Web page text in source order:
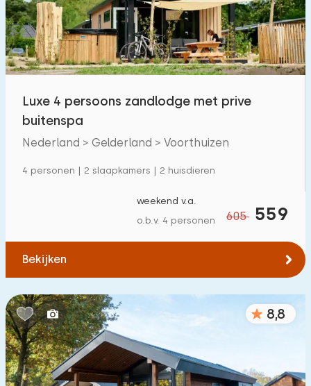
Luxe 4 persoons zandlodge met prive
buitenspa
Nederland > Gelderland > Voorthuizen
4 personen | 2 slaapkamers | 2 huisdieren
605 559
weekend v.a.
o.b.v. 4 personen
Bekijken
8,8